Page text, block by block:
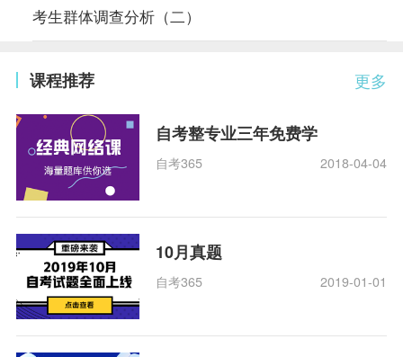
考生群体调查分析（二）
更多
课程推荐
自考整专业三年免费学
自考365 2018-04-04
10月真题
自考365 2019-01-01